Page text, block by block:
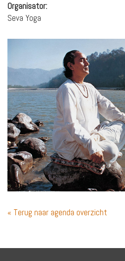
Organisator:
Seva Yoga
« Terug naar agenda overzicht